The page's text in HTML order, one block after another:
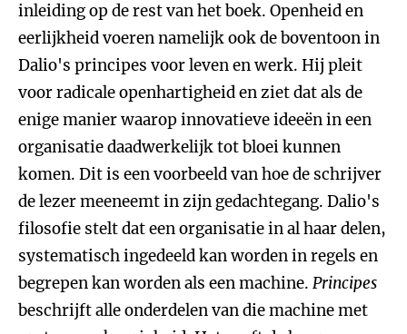
inleiding op de rest van het boek. Openheid en
eerlijkheid voeren namelijk ook de boventoon in
Dalio's principes voor leven en werk. Hij pleit
voor radicale openhartigheid en ziet dat als de
enige manier waarop innovatieve ideeën in een
organisatie daadwerkelijk tot bloei kunnen
komen. Dit is een voorbeeld van hoe de schrijver
de lezer meeneemt in zijn gedachtegang. Dalio's
filosofie stelt dat een organisatie in al haar delen,
systematisch ingedeeld kan worden in regels en
begrepen kan worden als een machine. Principes
beschrijft alle onderdelen van die machine met